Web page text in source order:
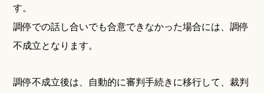
す。
調停での話し合いでも合意できなかった場合には、調停
不成立となります。
調停不成立後は、自動的に審判手続きに移行して、裁判